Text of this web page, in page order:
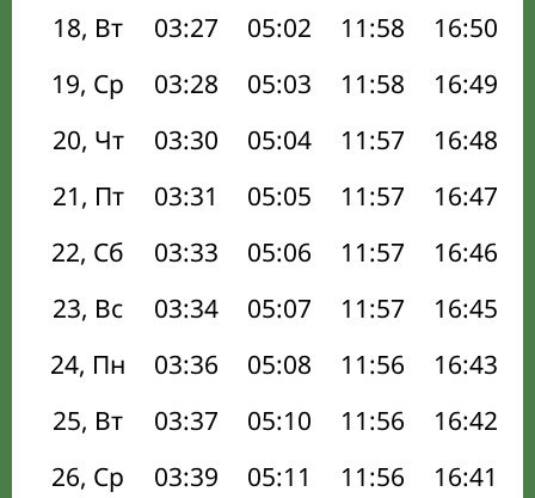
18, Вт
03:27 05:02 11:58 16:50
19, Ср
03:28 05:03 11:58 16:49
20, Чт
03:30 05:04 11:57 16:48
21, Пт
03:31 05:05 11:57 16:47
22, Сб
03:33 05:06 11:57 16:46
23, Вс
03:34 05:07 11:57 16:45
24, Пн
03:36 05:08 11:56 16:43
25, Вт
03:37 05:10 11:56 16:42
26, Ср
03:39 05:11 11:56 16:41